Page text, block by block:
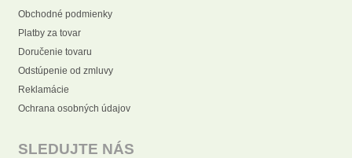
Obchodné podmienky
Platby za tovar
Doručenie tovaru
Odstúpenie od zmluvy
Reklamácie
Ochrana osobných údajov
SLEDUJTE NÁS